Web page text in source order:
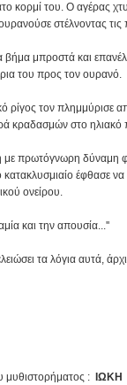
κορμί του. Ο αγέρας
στέλνοντας τις
βήμα μπροστά και
του προς τον ουρανό.
ρίγος τον πλημμύρισε
κραδασμών στο ηλιακό
με πρωτόγνωρη δύναμη
κατακλυσμιαίο έφθασε
ονείρου.
και την απουσία...''
τα λόγια αυτά,
: ΙΩΚΗ